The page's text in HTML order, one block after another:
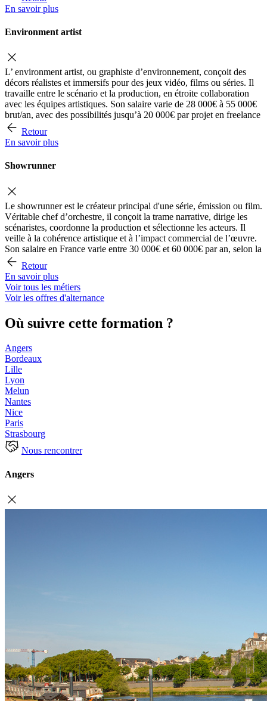
En savoir plus
Environment artist
L’ environment artist, ou graphiste d’environnement, conçoit des
décors réalistes et immersifs pour des jeux vidéo, films ou séries. Il
travaille entre le scénario et la production, en étroite collaboration
avec les équipes artistiques. Son salaire varie de 28 000€ à 55 000€
brut/an, avec des possibilités jusqu’à 20 000€ par projet en freelance
Retour
En savoir plus
Showrunner
Le showrunner est le créateur principal d'une série, émission ou film.
Véritable chef d’orchestre, il conçoit la trame narrative, dirige les
scénaristes, coordonne la production et sélectionne les acteurs. Il
veille à la cohérence artistique et à l’impact commercial de l’œuvre.
Son salaire en France varie entre 30 000€ et 60 000€ par an, selon la
Retour
En savoir plus
Voir tous les métiers
Voir les offres d'alternance
Où suivre cette formation ?
Angers
Bordeaux
Lille
Lyon
Melun
Nantes
Nice
Paris
Strasbourg
Nous rencontrer
Angers